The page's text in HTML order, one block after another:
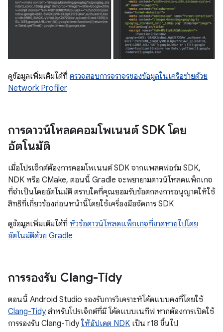
ดูข้อมูลเพิ่มเติมได้ที่ ตรวจสอบการจราจรของข้อมูลในเครือข่ายด้วย
Network Profiler
การดาวน์โหลดคอมโพเนนต์ SDK โดย
อัตโนมัติ
เมื่อโปรเจ็กต์ต้องการคอมโพเนนต์ SDK จากแพลตฟอร์ม SDK,
NDK หรือ CMake, ตอนนี้ Gradle จะพยายามดาวน์โหลดแพ็กเกจ
ที่จำเป็นโดยอัตโนมัติ ตราบใดที่คุณยอมรับข้อตกลงการอนุญาตให้ใช้
สิทธิที่เกี่ยวข้องก่อนหน้านี้โดยใช้เครื่องมือจัดการ SDK
ดูข้อมูลเพิ่มเติมได้ที่ หัวข้อดาวน์โหลดแพ็กเกจที่ขาดหายไปโดย
อัตโนมัติด้วย Gradle
การรองรับ Clang-Tidy
ตอนนี้ Android Studio รองรับการวิเคราะห์โค้ดแบบคงที่โดยใช้
Clang-Tidyสำหรับโปรเจ็กต์ที่มี โค้ดแบบเนทีฟ หากต้องการเปิดใช้
การรองรับ Clang-Tidyให้อัปเดต NDK เป็น r18 ขึ้นไป